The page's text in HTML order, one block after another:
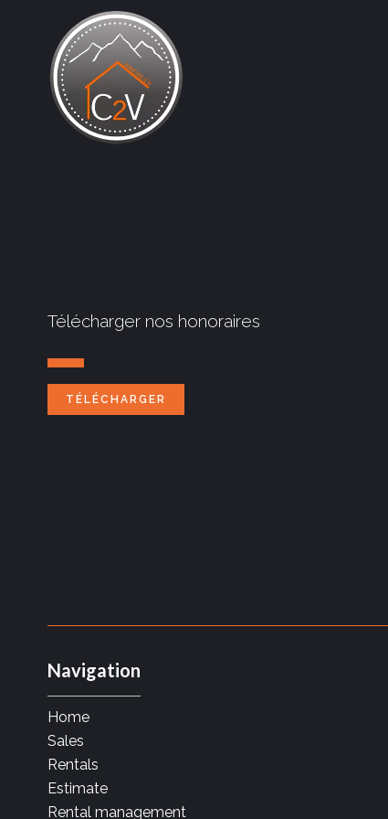
Télécharger nos honoraires
TÉLÉCHARGER
Navigation
Home
Sales
Rentals
Estimate
Rental management